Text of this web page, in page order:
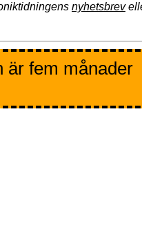
nyhetsbrev
är fem månader